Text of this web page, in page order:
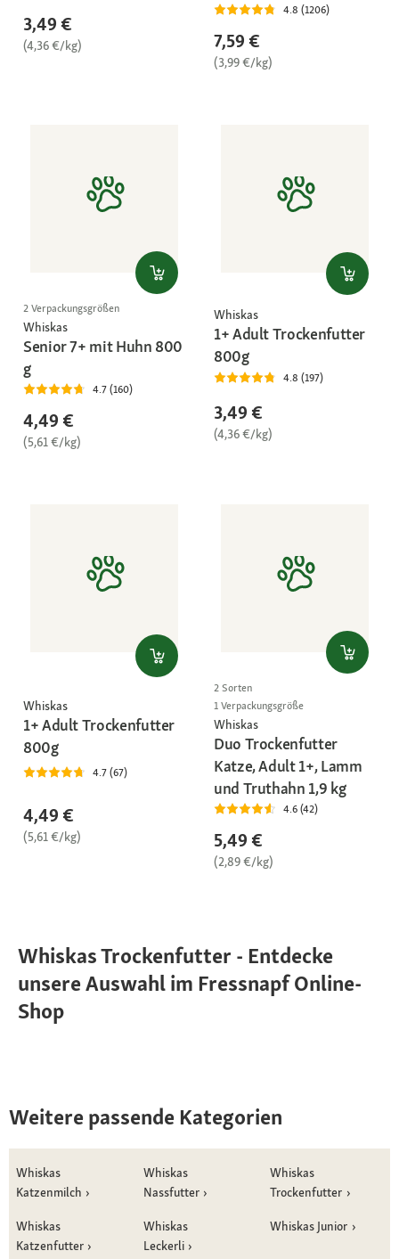
3,49 €
(4,36 €/kg)
4.8 (1206)
7,59 €
(3,99 €/kg)
2 Verpackungsgrößen
Whiskas
Senior 7+ mit Huhn 800
g
4.7 (160)
4,49 €
(5,61 €/kg)
Whiskas
1+ Adult Trockenfutter
800g
4.8 (197)
3,49 €
(4,36 €/kg)
Whiskas
1+ Adult Trockenfutter
800g
4.7 (67)
4,49 €
(5,61 €/kg)
2 Sorten
1 Verpackungsgröße
Whiskas
Duo Trockenfutter
Katze, Adult 1+, Lamm
und Truthahn 1,9 kg
4.6 (42)
5,49 €
(2,89 €/kg)
Whiskas Trockenfutter - Entdecke
unsere Auswahl im Fressnapf Online-
Shop
Weitere passende Kategorien
Whiskas
Katzenmilch
Whiskas
Nassfutter
Whiskas
Trockenfutter
Whiskas
Katzenfutter
Whiskas
Leckerli
Whiskas Junior